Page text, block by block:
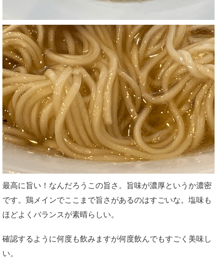
最高に旨い！なんだろうこの旨さ。旨味が濃厚というか濃密
です。鶏メインでここまで旨さがあるのはすごいな。塩味も
ほどよくバランスが素晴らしい。
確認するように何度も飲みますが何度飲んでもすごく美味し
い。